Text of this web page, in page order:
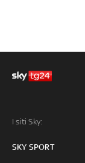
I siti Sky:
SKY SPORT